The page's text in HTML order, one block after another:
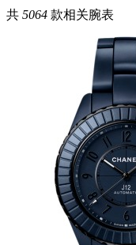
共 5064 款相关腕表